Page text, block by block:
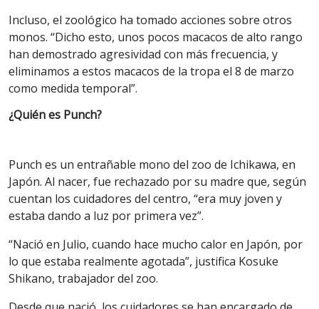
Incluso, el zoológico ha tomado acciones sobre otros
monos. “Dicho esto, unos pocos macacos de alto rango
han demostrado agresividad con más frecuencia, y
eliminamos a estos macacos de la tropa el 8 de marzo
como medida temporal”.
¿Quién es Punch?
Punch es un entrañable mono del zoo de Ichikawa, en
Japón. Al nacer, fue rechazado por su madre que, según
cuentan los cuidadores del centro, “era muy joven y
estaba dando a luz por primera vez”.
“Nació en Julio, cuando hace mucho calor en Japón, por
lo que estaba realmente agotada”, justifica Kosuke
Shikano, trabajador del zoo.